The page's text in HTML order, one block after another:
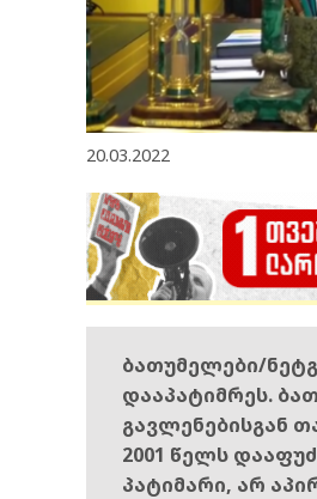
20.03.2022
ბათუმელები/
დააპატიმრეს.
გავლენებისგან
2001 წელს
პატიმარი, არ